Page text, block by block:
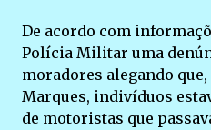
De acordo com
Polícia Militar uma
moradores alegando
Marques, indivíduos
de motoristas que